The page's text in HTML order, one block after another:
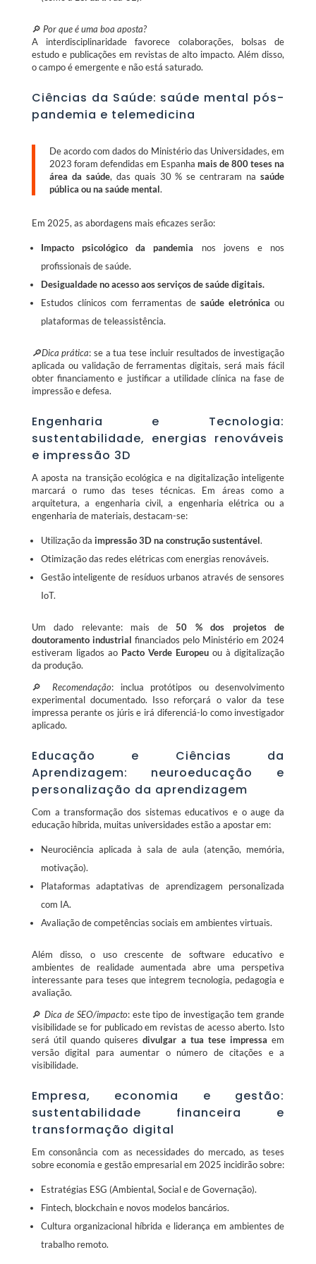
🔎 Por que é uma boa aposta?
A interdisciplinaridade favorece colaborações, bolsas de
estudo e publicações em revistas de alto impacto. Além disso,
o campo é emergente e não está saturado.
Ciências da Saúde: saúde mental pós-
pandemia e telemedicina
De acordo com dados do Ministério das Universidades, em
2023 foram defendidas em Espanhamais de 800 teses na
área da saúde, das quais 30 % se centraram nasaúde
pública ou na saúde mental.
Em 2025, as abordagens mais eficazes serão:
Impacto psicológico da pandemia nos jovens e nos
profissionais de saúde.
Desigualdade no acesso aos serviços de saúde digitais.
Estudos clínicos com ferramentas desaúde eletrónica ou
plataformas de teleassistência.
🔎Dica prática: se a tua tese incluir resultados de investigação
aplicada ou validação de ferramentas digitais, será mais fácil
obter financiamento e justificar a utilidade clínica na fase de
impressão e defesa.
Engenharia e Tecnologia:
sustentabilidade, energias renováveis
e impressão 3D
A aposta na transição ecológica e na digitalização inteligente
marcará o rumo das teses técnicas. Em áreas como a
arquitetura, a engenharia civil, a engenharia elétrica ou a
engenharia de materiais, destacam-se:
Utilização da impressão 3D na construção sustentável.
Otimização das redes elétricas com energias renováveis.
Gestão inteligente de resíduos urbanos através de sensores
IoT.
Um dado relevante: mais de50 % dos projetos de
doutoramento industrial financiados pelo Ministério em 2024
estiveram ligados aoPacto Verde Europeu ou à digitalização
da produção.
🔎 Recomendação: inclua protótipos ou desenvolvimento
experimental documentado. Isso reforçará o valor da tese
impressa perante os júris e irá diferenciá-lo como investigador
aplicado.
Educação e Ciências da
Aprendizagem: neuroeducação e
personalização da aprendizagem
Com a transformação dos sistemas educativos e o auge da
educação híbrida, muitas universidades estão a apostar em:
Neurociência aplicada à sala de aula (atenção, memória,
motivação).
Plataformas adaptativas de aprendizagem personalizada
com IA.
Avaliação de competências sociais em ambientes virtuais.
Além disso, o uso crescente de software educativo e
ambientes de realidade aumentada abre uma perspetiva
interessante para teses que integrem tecnologia, pedagogia e
avaliação.
🔎 Dica de SEO/impacto: este tipo de investigação tem grande
visibilidade se for publicado em revistas de acesso aberto. Isto
será útil quando quiseresdivulgar a tua tese impressa em
versão digital para aumentar o número de citações e a
visibilidade.
Empresa, economia e gestão:
sustentabilidade financeira e
transformação digital
Em consonância com as necessidades do mercado, as teses
sobre economia e gestão empresarial em 2025 incidirão sobre:
Estratégias ESG (Ambiental, Social e de Governação).
Fintech, blockchain e novos modelos bancários.
Cultura organizacional híbrida e liderança em ambientes de
trabalho remoto.